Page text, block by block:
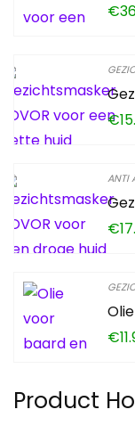
€
€
ANTI
€
€
Product